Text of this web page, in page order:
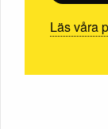
Läs våra